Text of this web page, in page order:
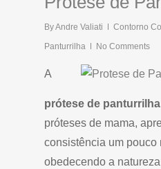
ByAndre Valiati Contorno
Panturrilha
No Comments
A
prótese de panturrilha
próteses de mama,
consistência um pouco
obedecendo a